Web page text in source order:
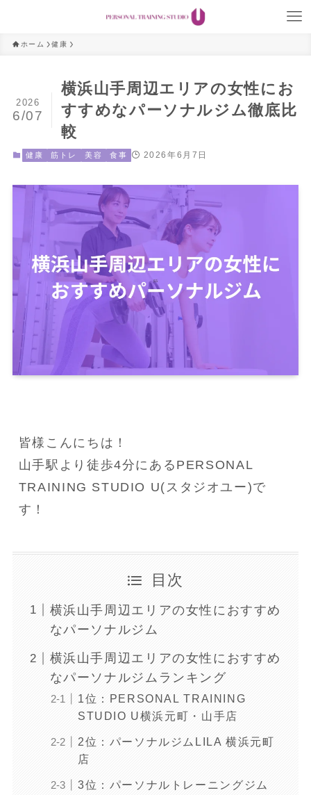
ホーム 健康
横浜山手周辺エリアの女性にお
すすめなパーソナルジム徹底比
較
2026
6/07
健康 筋トレ 美容 食事 2026年6月7日
皆様こんにちは！
山手駅より徒歩4分にあるPERSONAL
TRAINING STUDIO U(スタジオユー)で
す！
目次
横浜山手周辺エリアの女性におすすめ
なパーソナルジム
横浜山手周辺エリアの女性におすすめ
なパーソナルジムランキング
1位：PERSONAL TRAINING
STUDIO U横浜元町・山手店
2位：パーソナルジムLILA 横浜元町
店
3位：パーソナルトレーニングジム